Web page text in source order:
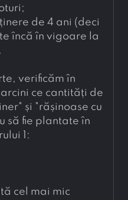
de 4 ani (deci
încă în vigoare la
verificăm în
ce cantități de
și "rășinoase cu
să fie plantate în
1:
cel mai mic